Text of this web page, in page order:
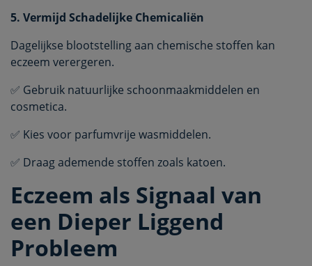
5. Vermijd Schadelijke Chemicaliën
Dagelijkse blootstelling aan chemische stoffen kan
eczeem verergeren.
✅ Gebruik natuurlijke schoonmaakmiddelen en
cosmetica.
✅ Kies voor parfumvrije wasmiddelen.
✅ Draag ademende stoffen zoals katoen.
Eczeem als Signaal van
een Dieper Liggend
Probleem